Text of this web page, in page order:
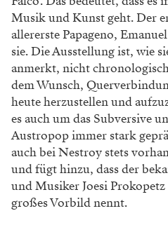
Musik und Kunst geht. Der
allererste Papageno,
sie. Die Ausstellung ist, wie
anmerkt, nicht
dem Wunsch,
heute herzustellen und
es auch um das Subversive
Austropop immer stark
auch bei Nestroy stets
und fügt hinzu, dass der
und Musiker Joesi
großes Vorbild nennt.